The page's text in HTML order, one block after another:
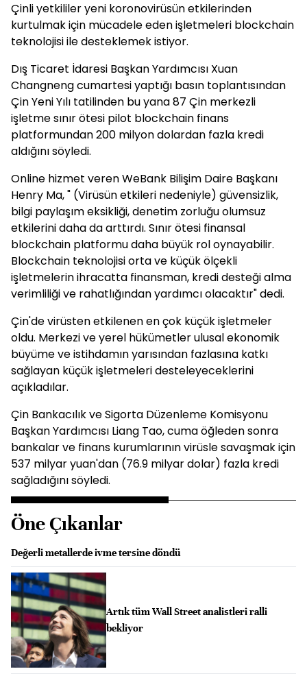
Çinli yetkililer yeni koronovirüsün etkilerinden
kurtulmak için mücadele eden işletmeleri blockchain
teknolojisi ile desteklemek istiyor.
Dış Ticaret İdaresi Başkan Yardımcısı Xuan
Changneng cumartesi yaptığı basın toplantısından
Çin Yeni Yılı tatilinden bu yana 87 Çin merkezli
işletme sınır ötesi pilot blockchain finans
platformundan 200 milyon dolardan fazla kredi
aldığını söyledi.
Online hizmet veren WeBank Bilişim Daire Başkanı
Henry Ma, " (Virüsün etkileri nedeniyle) güvensizlik,
bilgi paylaşım eksikliği, denetim zorluğu olumsuz
etkilerini daha da arttırdı. Sınır ötesi finansal
blockchain platformu daha büyük rol oynayabilir.
Blockchain teknolojisi orta ve küçük ölçekli
işletmelerin ihracatta finansman, kredi desteği alma
verimliliği ve rahatlığından yardımcı olacaktır" dedi.
Çin'de virüsten etkilenen en çok küçük işletmeler
oldu. Merkezi ve yerel hükümetler ulusal ekonomik
büyüme ve istihdamın yarısından fazlasına katkı
sağlayan küçük işletmeleri desteleyeceklerini
açıkladılar.
Çin Bankacılık ve Sigorta Düzenleme Komisyonu
Başkan Yardımcısı Liang Tao, cuma öğleden sonra
bankalar ve finans kurumlarının virüsle savaşmak için
537 milyar yuan'dan (76.9 milyar dolar) fazla kredi
sağladığını söyledi.
Öne Çıkanlar
Değerli metallerde ivme tersine döndü
Artık tüm Wall Street analistleri ralli
bekliyor